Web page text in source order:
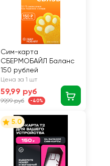
Сим-карта
СБЕРМОБАЙЛ Баланс
150 рублей
Цена за 1 шт
59,99 руб
99,99 руб -40%
5.0